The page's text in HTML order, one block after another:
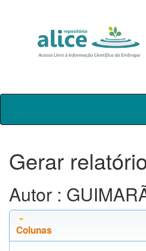
Skip
Gerar
Autor :
Colunas